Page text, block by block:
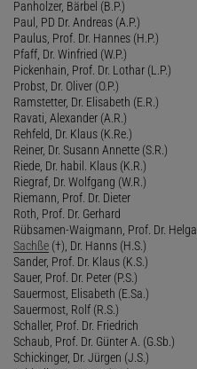
Panholzer, Bärbel (B.P.)
Paul, PD Dr. Andreas (A.P.)
Paulus, Prof. Dr. Hannes (H.P.)
Pfaff, Dr. Winfried (W.P.)
Pickenhain, Prof. Dr. Lothar (L.P.)
Probst, Dr. Oliver (O.P.)
Ramstetter, Dr. Elisabeth (E.R.)
Ravati, Alexander (A.R.)
Rehfeld, Dr. Klaus (K.Re.)
Reiner, Dr. Susann Annette (S.R.)
Riede, Dr. habil. Klaus (K.R.)
Riegraf, Dr. Wolfgang (W.R.)
Riemann, Prof. Dr. Dieter
Roth, Prof. Dr. Gerhard
Rübsamen-Waigmann, Prof. Dr. Helga
Sachße (†), Dr. Hanns (H.S.)
Sander, Prof. Dr. Klaus (K.S.)
Sauer, Prof. Dr. Peter (P.S.)
Sauermost, Elisabeth (E.Sa.)
Sauermost, Rolf (R.S.)
Schaller, Prof. Dr. Friedrich
Schaub, Prof. Dr. Günter A. (G.Sb.)
Schickinger, Dr. Jürgen (J.S.)